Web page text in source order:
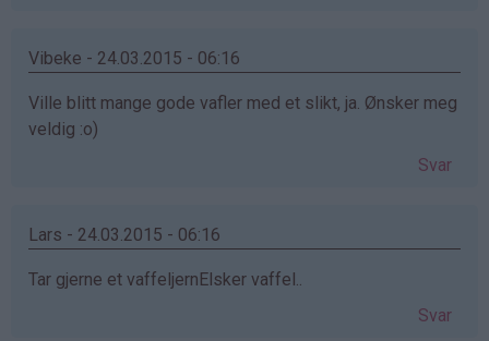
Vibeke - 24.03.2015 - 06:16
Ville blitt mange gode vafler med et slikt, ja. Ønsker meg
veldig :o)
Svar
Lars - 24.03.2015 - 06:16
Tar gjerne et vaffeljernElsker vaffel..
Svar